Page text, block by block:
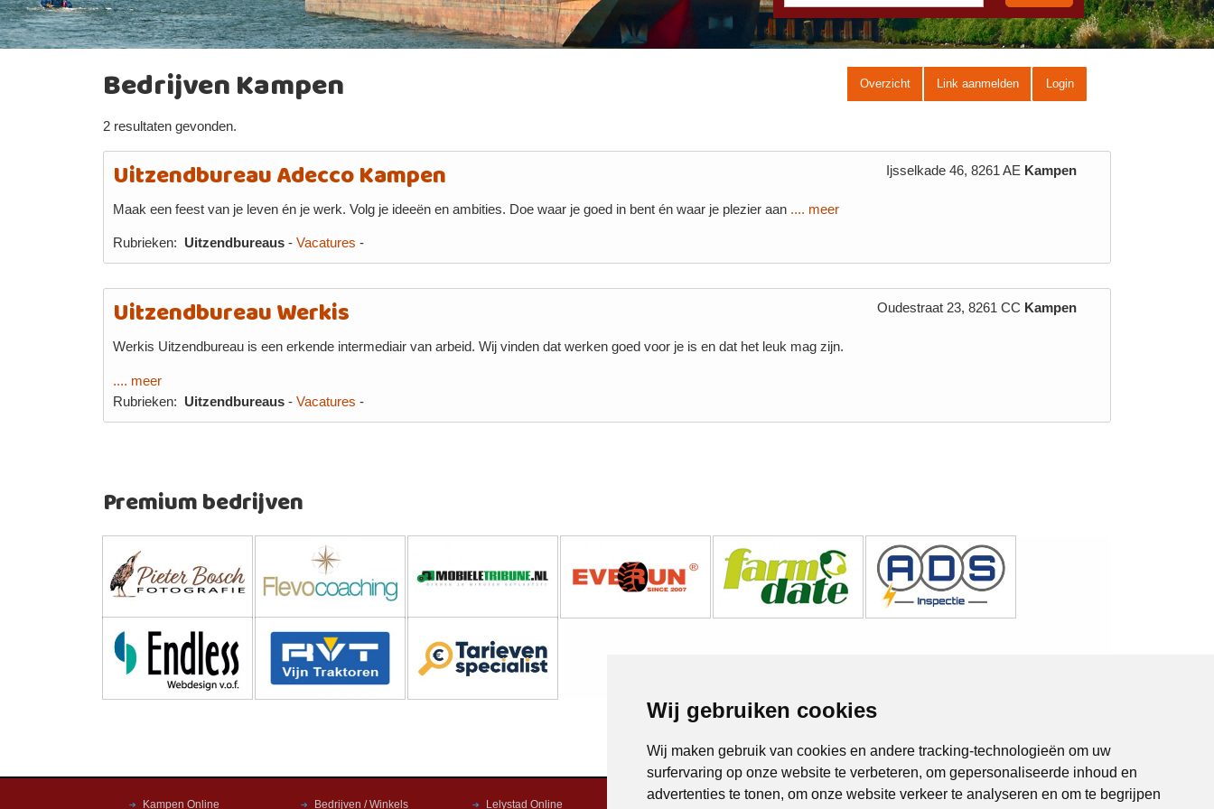
Wij gebruiken cookies
Wij maken gebruik van cookies en andere tracking-technologieën om uw
surfervaring op onze website te verbeteren, om gepersonaliseerde inhoud en
advertenties te tonen, om onze website verkeer te analyseren en om te begrijpen
Bedrijven Kampen Overzicht Link aanmelden Login
2 resultaten gevonden.
Uitzendbureau Adecco Kampen Ijsselkade 46, 8261 AE Kampen
Maak een feest van je leven én je werk. Volg je ideeën en ambities. Doe waar je goed in bent én waar je plezier aan .... meer
Rubrieken: Uitzendbureaus- Vacatures -
Uitzendbureau Werkis Oudestraat 23, 8261 CC Kampen
Werkis Uitzendbureau is een erkende intermediair van arbeid. Wij vinden dat werken goed voor je is en dat het leuk mag zijn.
.... meer
Rubrieken: Uitzendbureaus- Vacatures -
Premium bedrijven
Kampen Online Bedrijven / Winkels Lelystad Online